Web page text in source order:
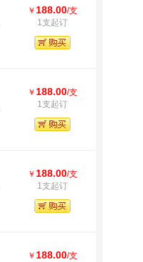
￥ 188.00/支
1支起订
￥ 188.00/支
1支起订
￥ 188.00/支
1支起订
￥ 188.00/支